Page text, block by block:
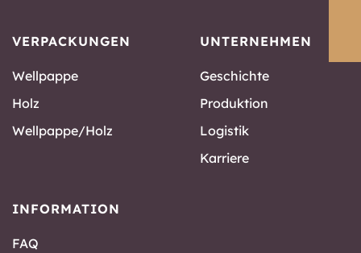
VERPACKUNGEN
Wellpappe
Holz
Wellpappe/Holz
UNTERNEHMEN
Geschichte
Produktion
Logistik
Karriere
INFORMATION
FAQ